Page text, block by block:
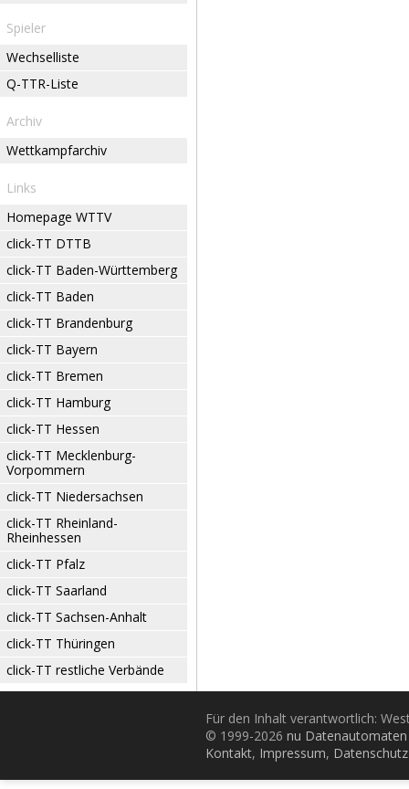
Spieler
Wechselliste
Q-TTR-Liste
Archiv
Wettkampfarchiv
Links
Homepage WTTV
click-TT DTTB
click-TT Baden-Württemberg
click-TT Baden
click-TT Brandenburg
click-TT Bayern
click-TT Bremen
click-TT Hamburg
click-TT Hessen
click-TT Mecklenburg-
Vorpommern
click-TT Niedersachsen
click-TT Rheinland-
Rheinhessen
click-TT Pfalz
click-TT Saarland
click-TT Sachsen-Anhalt
click-TT Thüringen
click-TT restliche Verbände
Für den Inhalt verantwortlich:
© 1999-2026 nu
Kontakt, Impressum, Datenschutz